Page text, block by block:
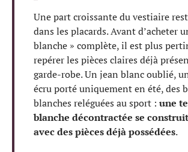
Une part croissante du vestiaire
dans les placards. Avant d’acheter
blanche » complète, il est plus
repérer les pièces claires déjà
garde-robe. Un jean blanc oublié,
écru porté uniquement en été, des
blanches reléguées au sport : une
blanche décontractée se
avec des pièces déjà possédées.